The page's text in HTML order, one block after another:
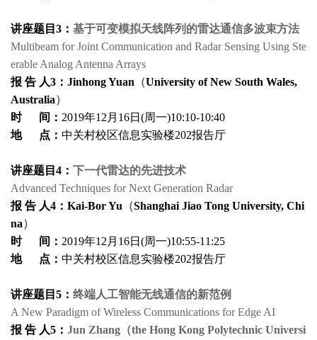
讲座题目3： 基于可变模拟天线阵列的雷达通信多波束方法
Multibeam for Joint Communication and Radar Sensing Using Ste
erable Analog Antenna Arrays
报 告 人3： Jinhong Yuan （University of New South Wales,
Australia）
时 间： 2019年12月16日(周一)10:10-10:40
地 点： 中关村校区信息实验楼202报告厅
讲座题目4： 下一代雷达的先进技术
Advanced Techniques for Next Generation Radar
报 告 人4： Kai-Bor Yu （Shanghai Jiao Tong University, Chi
na）
时 间： 2019年12月16日(周一)10:55-11:25
地 点： 中关村校区信息实验楼202报告厅
讲座题目5： 终端人工智能无线通信的新范例
A New Paradigm of Wireless Communications for Edge AI
报 告 人5： Jun Zhang（the Hong Kong Polytechnic Universi